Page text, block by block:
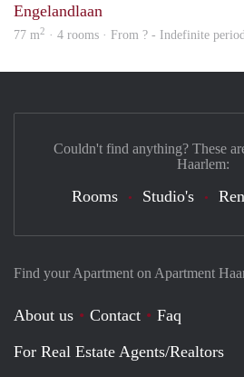
Engelandlaan
77 m2 · 4 rooms · From ? - Indefinite period
Find your Apartment on Apartment
About us Contact
Faq
For Real Estate Agents/Realtors
Couldn't find anything? These
Haarlem:
Rooms Studio's